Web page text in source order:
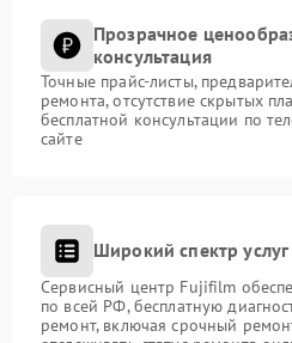
Прозрачное
консультация
Точные прайс-листы,
ремонта, отсутствие скрытых
бесплатной консультации по
сайте
Широкий спектр услуг
Сервисный центр Fujifilm
по всей РФ, бесплатную
ремонт, включая срочный